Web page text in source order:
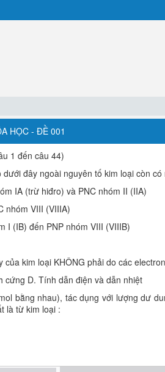
HỌC - ĐỀ 001
1 đến câu 44)
đây ngoài nguyên tố kim loại còn
IA (trừ hiđro) và PNC nhóm II (IIA)
nhóm VIII (VIIIA)
I (IB) đến PNP nhóm VIII (VIIIB)
kim loại KHÔNG phải do các
cứng D. Tính dẫn điện và dẫn nhiệt
bằng nhau), tác dụng với lượng dư
là từ kim loại :